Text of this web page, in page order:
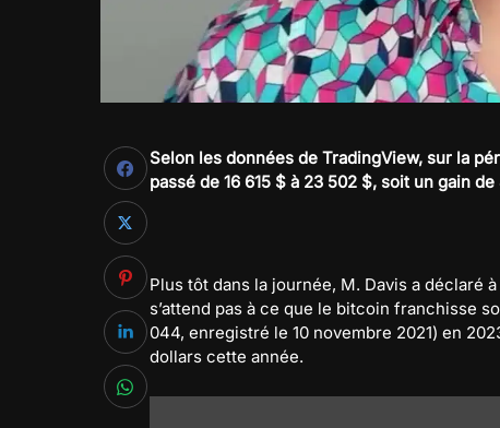
Selon les données de TradingView, sur la
passé de 16 615 $ à 23 502 $, soit un gain de
Plus tôt dans la journée, M. Davis a déclaré
s’attend pas à ce que le bitcoin franchisse
044, enregistré le 10 novembre 2021) en
dollars cette année.